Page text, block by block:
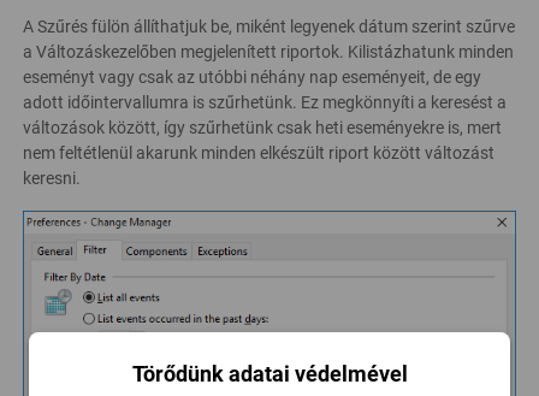
A Szűrés fülön állíthatjuk be, miként legyenek dátum szerint szűrve
a Változáskezelőben megjelenített riportok. Kilistázhatunk minden
eseményt vagy csak az utóbbi néhány nap eseményeit, de egy
adott időintervallumra is szűrhetünk. Ez megkönnyíti a keresést a
változások között, így szűrhetünk csak heti eseményekre is, mert
nem feltétlenül akarunk minden elkészült riport között változást
keresni.
Törődünk adatai védelmével